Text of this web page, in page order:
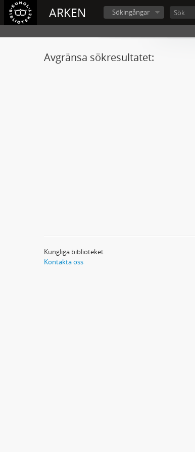
ARKEN Sökingångar
Avgränsa sökresultatet:
Kungliga biblioteket
Kontakta oss